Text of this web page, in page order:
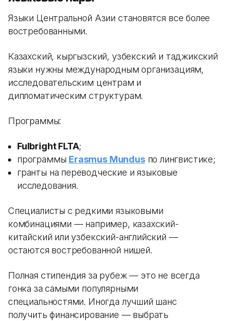
Языки Центральной Азии становятся все более
востребованными.
Казахский, кыргызский, узбекский и таджикский
языки нужны международным организациям,
исследовательским центрам и
дипломатическим структурам.
Программы:
Fulbright FLTA;
программы Erasmus Mundusпо лингвистике;
гранты на переводческие и языковые
исследования.
Специалисты с редкими языковыми
комбинациями — например, казахский-
китайский или узбекский-английский —
остаются востребованной нишей.
Полная стипендия за рубеж — это не всегда
гонка за самыми популярными
специальностями. Иногда лучший шанс
получить финансирование — выбрать